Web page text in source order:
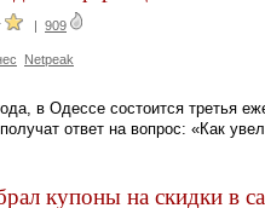
| 909
Netpeak
в Одессе состоится третья
ответ на вопрос: «Как
купоны на скидки в